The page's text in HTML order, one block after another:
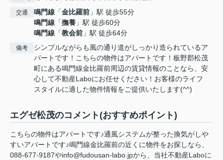
交通 鳴門線 「金比羅前 」駅 徒歩55分
鳴門線 「撫養 」駅 徒歩60分
鳴門線 「教会前 」駅 徒歩64分
備考
シンプルながらも風の通り道がしっかり造られているア
パートです！こちらの物件はアパートです！板野郡松茂
町にある鳴門線金比羅前周辺の賃貸情報のことなら、安
心して不動産Laboにお任せください！お客様のライフ
スタイルに適した物件情報をご提供いたします(^^)
エグゼ松茂のコメント(おすすめポイント)
こちらの物件はアパートです♪通風システムが整った換気がしや
すいアパートです♪鳴門線金比羅前の近くに物件をお探しなら、
088-677-9187やinfo@fudousan-labo.jpから、当社不動産Laboに